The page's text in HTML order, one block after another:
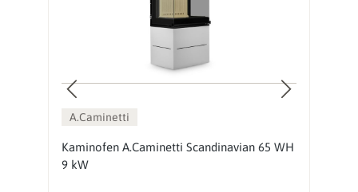
A.Caminetti
Kaminofen A.Caminetti Scandinavian 65 WH
9 kW